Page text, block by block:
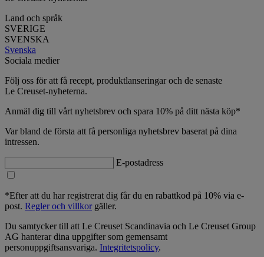
Land och språk
SVERIGE
SVENSKA
Svenska
Sociala medier
Följ oss för att få recept, produktlanseringar och de senaste
Le Creuset-nyheterna.
Anmäl dig till vårt nyhetsbrev och spara 10% på ditt nästa köp*
Var bland de första att få personliga nyhetsbrev baserat på dina
intressen.
E-postadress
*Efter att du har registrerat dig får du en rabattkod på 10% via e-
post. Regler och villkorgäller.
Du samtycker till att Le Creuset Scandinavia och Le Creuset Group
AG hanterar dina uppgifter som gemensamt
personuppgiftsansvariga. Integritetspolicy.